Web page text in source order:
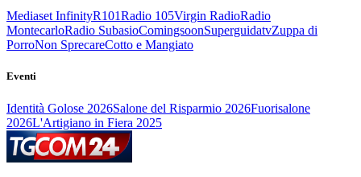
Mediaset InfinityR101Radio 105Virgin RadioRadio
MontecarloRadio SubasioComingsoonSuperguidatvZuppa di
PorroNon SprecareCotto e Mangiato
Eventi
Identità Golose 2026Salone del Risparmio 2026Fuorisalone
2026L'Artigiano in Fiera 2025